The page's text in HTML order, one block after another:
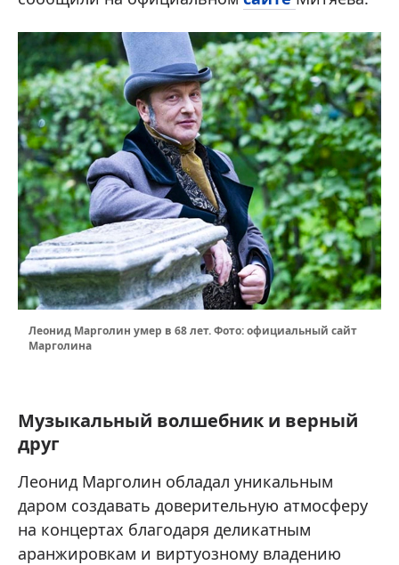
Леонид Марголин умер в 68 лет. Фото: официальный сайт
Марголина
Музыкальный волшебник и верный
друг
Леонид Марголин обладал уникальным
даром создавать доверительную атмосферу
на концертах благодаря деликатным
аранжировкам и виртуозному владению